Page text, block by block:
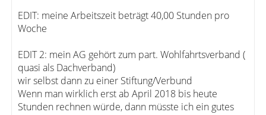
EDIT: meine Arbeitszeit beträgt 40,00 Stunden pro
Woche
EDIT 2: mein AG gehört zum part. Wohlfahrtsverband (
quasi als Dachverband)
wir selbst dann zu einer Stiftung/Verbund
Wenn man wirklich erst ab April 2018 bis heute
Stunden rechnen würde, dann müsste ich ein gutes